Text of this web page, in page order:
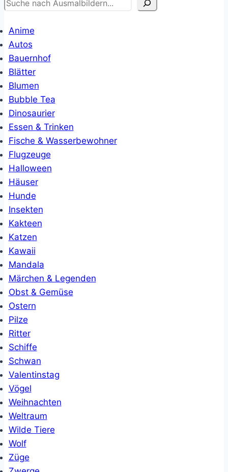
Anime
Autos
Bauernhof
Blätter
Blumen
Bubble Tea
Dinosaurier
Essen & Trinken
Fische & Wasserbewohner
Flugzeuge
Halloween
Häuser
Hunde
Insekten
Kakteen
Katzen
Kawaii
Mandala
Märchen & Legenden
Obst & Gemüse
Ostern
Pilze
Ritter
Schiffe
Schwan
Valentinstag
Vögel
Weihnachten
Weltraum
Wilde Tiere
Wolf
Züge